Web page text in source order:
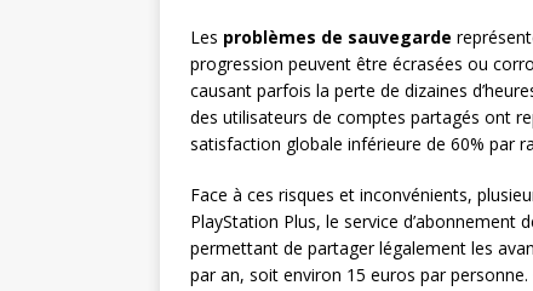
Les problèmes de sauvegarde
progression peuvent être écrasées ou
causant parfois la perte de dizaines
des utilisateurs de comptes partagés ont
satisfaction globale inférieure de 60% par
Face à ces risques et inconvénients,
PlayStation Plus, le service
permettant de partager légalement les
par an, soit environ 15 euros par